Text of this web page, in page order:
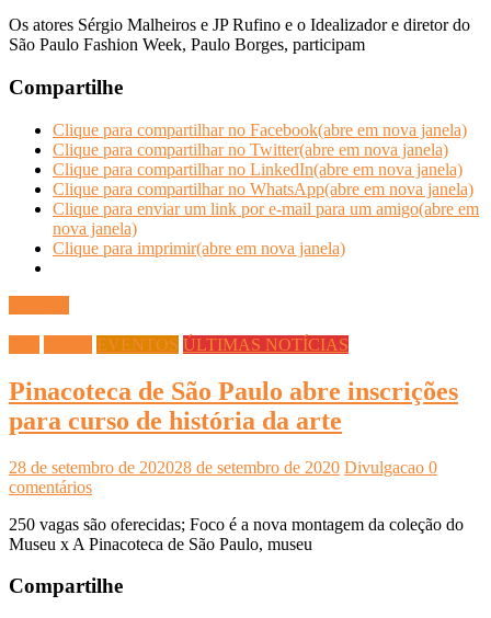
Os atores Sérgio Malheiros e JP Rufino e o Idealizador e diretor do
São Paulo Fashion Week, Paulo Borges, participam
Compartilhe
Clique para compartilhar no Facebook(abre em nova janela)
Clique para compartilhar no Twitter(abre em nova janela)
Clique para compartilhar no LinkedIn(abre em nova janela)
Clique para compartilhar no WhatsApp(abre em nova janela)
Clique para enviar um link por e-mail para um amigo(abre em
nova janela)
Clique para imprimir(abre em nova janela)
EVENTOS ÚLTIMAS NOTÍCIAS
Pinacoteca de São Paulo abre inscrições
para curso de história da arte
28 de setembro de 202028 de setembro de 2020 Divulgacao 0
comentários
250 vagas são oferecidas; Foco é a nova montagem da coleção do
Museu x A Pinacoteca de São Paulo, museu
Compartilhe